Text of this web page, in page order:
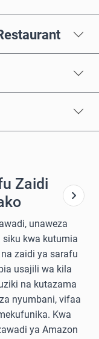
Zaidi
unaweza
kwa kutumia
zaidi ya sarafu
usajili wa kila
na kutazama
nyumbani, vifaa
Kwa
ya Amazon